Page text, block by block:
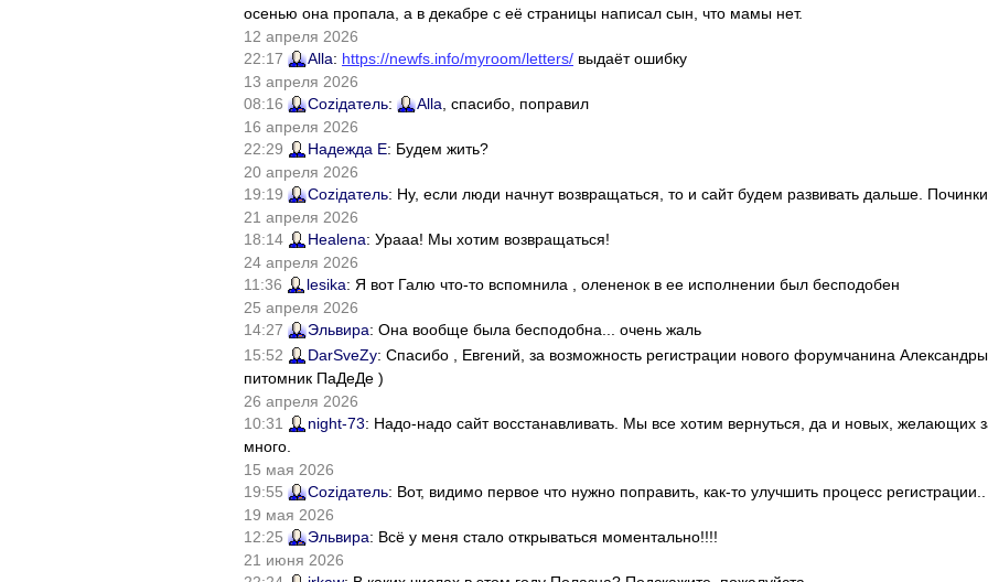
осенью она пропала, а в декабре с её страницы написал сын, что мамы нет.
12 апреля 2026
22:17
Alla: https://newfs.info/myroom/letters/ выдаёт ошибку
13 апреля 2026
08:16
Соziдатель: Alla , спасибо, поправил
16 апреля 2026
22:29
Надежда Е: Будем жить?
20 апреля 2026
19:19
Соziдатель: Ну, если люди начнут возвращаться, то и сайт будем развивать дальше.
21 апреля 2026
18:14
Healena: Урааа! Мы хотим возвращаться!
24 апреля 2026
11:36
lesika: Я вот Галю что-то вспомнила , олененок в ее исполнении был бесподобен
25 апреля 2026
14:27
Эльвира: Она вообще была бесподобна... очень жаль
15:52
DarSveZy: Спасибо , Евгений, за возможность регистрации нового форумчанина
питомник ПаДеДе )
26 апреля 2026
10:31
night-73: Надо-надо сайт восстанавливать. Мы все хотим вернуться, да и новых, желающих
много.
15 мая 2026
19:55
Соziдатель: Вот, видимо первое что нужно поправить, как-то улучшить процесс регистрации..
19 мая 2026
12:25
Эльвира: Всё у меня стало открываться моментально!!!!
21 июня 2026